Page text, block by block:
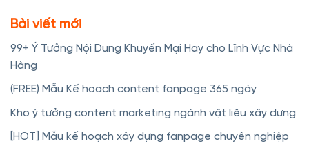
Bài viết mới
99+ Ý Tưởng Nội Dung Khuyến Mại Hay cho Lĩnh Vực Nhà
Hàng
(FREE) Mẫu Kế hoạch content fanpage 365 ngày
Kho ý tưởng content marketing ngành vật liệu xây dựng
[HOT] Mẫu kế hoạch xây dựng fanpage chuyên nghiệp